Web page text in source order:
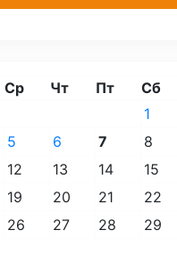
Ср Чт Пт Сб
1
5 6 7 8
12 13 14 15
19 20 21 22
26 27 28 29